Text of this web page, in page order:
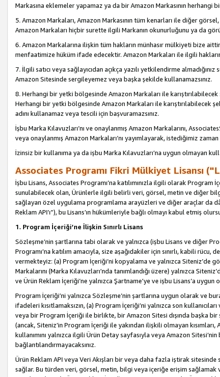
Markasına eklemeler yapamaz ya da bir Amazon Markasının herhangi
5. Amazon Markaları, Amazon Markasının tüm kenarları ile diğer
Amazon Markaları hiçbir surette ilgili Markanın okunurluğunu ya da
6. Amazon Markalarına ilişkin tüm hakların münhasır mülkiyeti bize
menfaatimize hüküm ifade edecektir. Amazon Markaları ile ilgili
7. İlgili satıcı veya sağlayıcıdan açıkça yazılı yetkilendirme
Amazon Sitesinde sergileyemez veya başka şekilde kullanamazsınız.
8. Herhangi bir yetki bölgesinde Amazon Markaları ile
Herhangi bir yetki bölgesinde Amazon Markaları ile karıştırılabilecek
adını kullanamaz veya tescili için başvuramazsınız.
İşbu Marka Kılavuzları’nı ve onaylanmış Amazon Markalarını,
veya onaylanmış Amazon Markaları’nı yayımlayarak, istediğimiz
İzinsiz bir kullanıma ya da işbu Marka Kılavuzları’na uygun olmayan
Associates Programı Fikri Mülkiyet Lisansı
İşbu Lisans, Associates Programı’na katılımınızla ilgili olarak Program
sunulabilecek olan, Ürünlerle ilgili belirli veri, görsel, metin ve diğer
sağlayan özel uygulama programlama arayüzleri ve diğer araçlar da
Reklam API’ı”), bu Lisans’ın hükümleriyle bağlı olmayı kabul etmiş
1. Program İçeriği’ne İlişkin Sınırlı Lisans
Sözleşme’nin şartlarına tabi olarak ve yalnızca (işbu Lisans ve diğer
Programı’na katılım amacıyla, size aşağıdakiler için sınırlı, kabili
vermekteyiz: (a) Program İçeriği’ni kopyalama ve yalnızca Siteniz’de
Markalarını (Marka Kılavuzları’nda tanımlandığı üzere) yalnızca
ve Ürün Reklam İçeriği’ne yalnızca Şartname’ye ve işbu Lisans’a
Program İçeriği’ni yalnızca Sözleşme’nin şartlarına uygun olarak ve
ifadeleri kısıtlamaksızın, (a) Program İçeriği’ni yalnızca son
veya bir Program İçeriği ile birlikte, bir Amazon Sitesi dışında başka
(ancak, Siteniz’in Program İçeriği ile yakından ilişkili olmayan
kullanımını yalnızca ilgili Ürün Detay sayfasıyla veya Amazon
bağlantılandırmayacaksınız.
Ürün Reklam API veya Veri Akışları bir veya daha fazla iştirak
sağlar. Bu türden veri, görsel, metin, bilgi veya içeriğe erişim sağlamak